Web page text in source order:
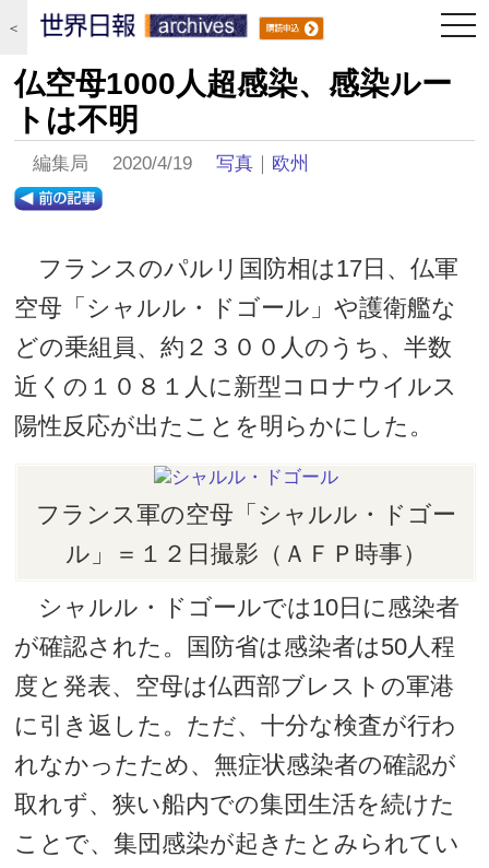
＜
仏空母1000人超感染、感染ルー
トは不明
編集局 2020/4/19写真 ｜ 欧州
フランスのパルリ国防相は17日、仏軍
空母「シャルル・ドゴール」や護衛艦な
どの乗組員、約２３００人のうち、半数
近くの１０８１人に新型コロナウイルス
陽性反応が出たことを明らかにした。
フランス軍の空母「シャルル・ドゴー
ル」＝１２日撮影（ＡＦＰ時事）
シャルル・ドゴールでは10日に感染者
が確認された。国防省は感染者は50人程
度と発表、空母は仏西部ブレストの軍港
に引き返した。ただ、十分な検査が行わ
れなかったため、無症状感染者の確認が
取れず、狭い船内での集団生活を続けた
ことで、集団感染が起きたとみられてい